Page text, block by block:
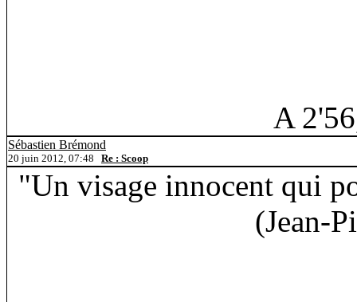
A
Sébastien Brémond
20 juin 2012, 07:48 Re : Scoop
"Un visage innocent qui
(Jean-